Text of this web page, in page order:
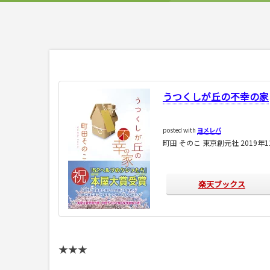
うつくしが丘の不幸の家
posted with ヨメレバ
町田 そのこ 東京創元社 2019年
楽天ブックス
★★★